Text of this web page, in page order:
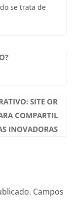
se trata de
SITE OR
COMPARTIL
INOVADORAS
Campos